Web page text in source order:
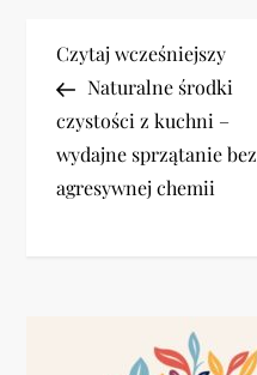
N
a
w
Previous
Post
Czytaj wcześniejszy
Naturalne środki
czystości z kuchni –
wydajne sprzątanie bez
agresywnej chemii